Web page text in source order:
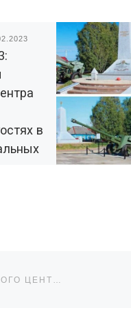
в
АВГУСТ 2021: АКТИВНОЕ СОТРУДНИЧЕСТВО РЕСУРСНОГО ЦЕНТРА «РАДИМИЧИ» С АССОЦИАЦИЕЙ «ЮРИСТЫ ЗА ГРАЖДАНСКОЕ ОБЩЕСТВО» ПРОДОЛЖАЕТСЯ